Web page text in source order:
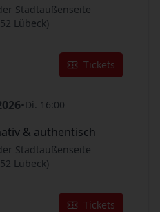
Stadtaußenseite
Lübeck)
Tickets
•Di. 16:00
& authentisch
Stadtaußenseite
Lübeck)
Tickets